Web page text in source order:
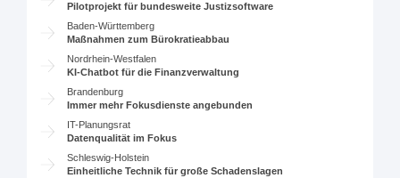
Pilotprojekt für bundesweite Justizsoftware
Baden-Württemberg
Maßnahmen zum Bürokratieabbau
Nordrhein-Westfalen
KI-Chatbot für die Finanzverwaltung
Brandenburg
Immer mehr Fokusdienste angebunden
IT-Planungsrat
Datenqualität im Fokus
Schleswig-Holstein
Einheitliche Technik für große Schadenslagen